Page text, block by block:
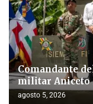
Comandante
militar Aniceto
agosto 5, 2026